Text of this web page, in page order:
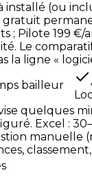
installé (ou
gratuit
; Pilote 199 €/
Le
la ligne «
bailleur
quelques
Excel :
manuelle